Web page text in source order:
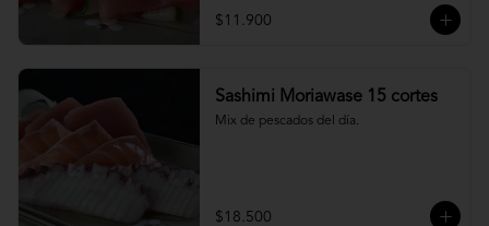
$11.900
Sashimi Moriawase 15 cortes
Mix de pescados del día.
$18.500